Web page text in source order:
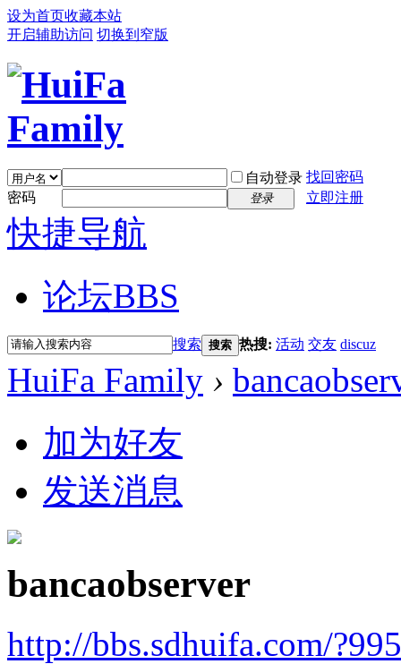
设为首页收藏本站
开启辅助访问 切换到窄版
自动登录 找回密码
密码
登录 立即注册
快捷导航
论坛BBS
搜索 搜索 热搜: 活动 交友 discuz
HuiFa Family ›
加为好友
发送消息
bancaobserver
http://bbs.sdhuifa.com/